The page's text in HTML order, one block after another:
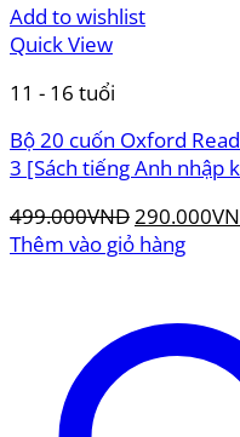
Add to wishlist
Quick View
11 - 16 tuổi
Bộ 20 cuốn Oxford
3 [Sách tiếng Anh nhập
499.000VND Giá
gốc
290.000
Thêm vào giỏ hàng